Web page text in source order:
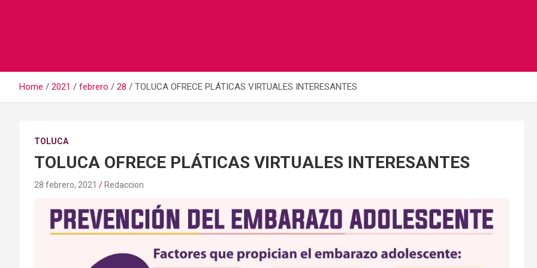
Home 2021 febrero 28 TOLUCA OFRECE PLÁTICAS VIRTUALES INTERESANTES
TOLUCA
TOLUCA OFRECE PLÁTICAS VIRTUALES INTERESANTES
28 febrero, 2021 Redaccion